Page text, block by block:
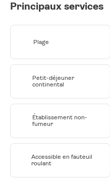
Principaux services
Plage
Petit-déjeuner
continental
Établissement non-
fumeur
Accessible en fauteuil
roulant